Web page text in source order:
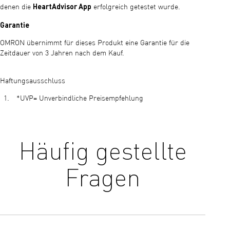
denen die HeartAdvisor App erfolgreich getestet wurde.
Garantie
OMRON übernimmt für dieses Produkt eine Garantie für die
Zeitdauer von 3 Jahren nach dem Kauf.
Haftungsausschluss
*UVP= Unverbindliche Preisempfehlung
Häufig gestellte
Fragen